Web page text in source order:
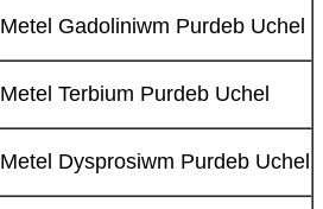
Metel Gadoliniwm Purdeb Uchel
Metel Terbium Purdeb Uchel
Metel Dysprosiwm Purdeb Uchel